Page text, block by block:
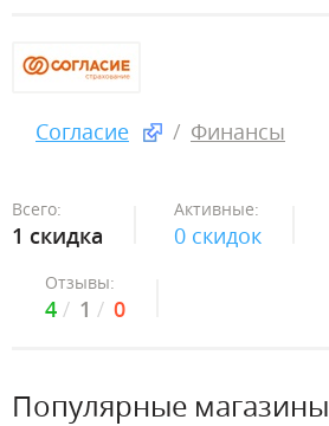
Согласие Финансы
Всего:
1 скидка
Активные:
0 скидок
Отзывы:
4 1 0
Популярные магазины